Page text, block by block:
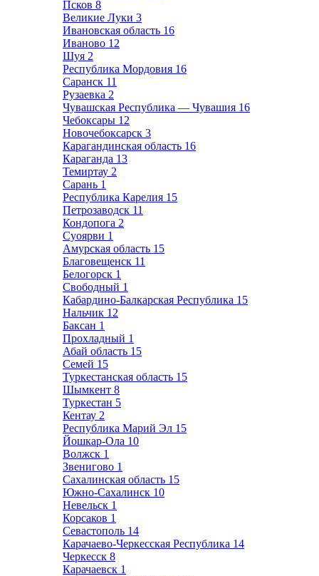
Псков 8
Великие Луки 3
Ивановская область 16
Иваново 12
Шуя 2
Республика Мордовия 16
Саранск 11
Рузаевка 2
Чувашская Республика — Чувашия 16
Чебоксары 12
Новочебоксарск 3
Карагандинская область 16
Караганда 13
Темиртау 2
Сарань 1
Республика Карелия 15
Петрозаводск 11
Кондопога 2
Суоярви 1
Амурская область 15
Благовещенск 11
Белогорск 1
Свободный 1
Кабардино-Балкарская Республика 15
Нальчик 12
Баксан 1
Прохладный 1
Абай область 15
Семей 15
Туркестанская область 15
Шымкент 8
Туркестан 5
Кентау 2
Республика Марий Эл 15
Йошкар-Ола 10
Волжск 1
Звенигово 1
Сахалинская область 15
Южно-Сахалинск 10
Невельск 1
Корсаков 1
Севастополь 14
Карачаево-Черкесская Республика 14
Черкесск 8
Карачаевск 1